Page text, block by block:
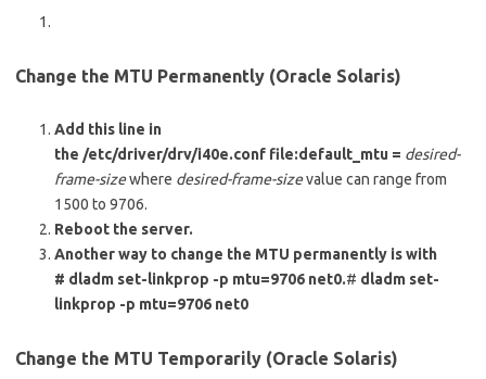
Change the MTU Permanently (Oracle Solaris)
Add this line in
the /etc/driver/drv/i40e.conf file:default_mtu = desired-
frame-sizewhere desired-frame-sizevalue can range from
1500 to 9706.
Reboot the server.
Another way to change the MTU permanently is with
# dladm set-linkprop -p mtu=9706 net0.# dladm set-
linkprop -p mtu=9706 net0
Change the MTU Temporarily (Oracle Solaris)